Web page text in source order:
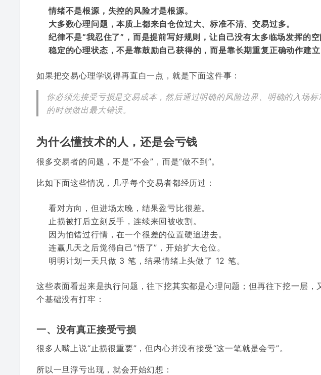
情绪不是根源，失控的风险才是根源。
大多数心理问题，本质上都来自仓位过大、标准不清、交易过多。
纪律不是“我忍住了”，而是提前写好规则，让自己没有太多临场发挥的空
稳定的心理状态，不是靠鼓励自己获得的，而是靠长期重复正确动作建立
如果把交易心理学说得再直白一点，就是下面这件事：
你必须先接受亏损是交易成本，然后通过明确的风险边界、明确的入场
的时候做出最大错误。
为什么懂技术的人，还是会亏钱
很多交易者的问题，不是“不会”，而是“做不到”。
比如下面这些情况，几乎每个交易者都经历过：
看对方向，但进场太晚，结果盈亏比很差。
止损被打后立刻反手，连续来回被收割。
因为怕错过行情，在一个很差的位置硬追进去。
连赢几天之后觉得自己“悟了”，开始扩大仓位。
明明计划一天只做 3 笔，结果情绪上头做了 12 笔。
这些表面看起来是执行问题，往下挖其实都是心理问题；但再往下挖一层，
个基础没有打牢：
一、没有真正接受亏损
很多人嘴上说“止损很重要”，但内心并没有接受“这一笔就是会亏”。
所以一旦浮亏出现，就会开始幻想：